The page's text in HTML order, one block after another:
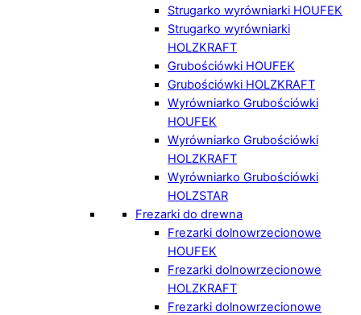
Strugarko wyrówniarki HOUFEK
Strugarko wyrówniarki
HOLZKRAFT
Grubościówki HOUFEK
Grubościówki HOLZKRAFT
Wyrówniarko Grubościówki
HOUFEK
Wyrówniarko Grubościówki
HOLZKRAFT
Wyrówniarko Grubościówki
HOLZSTAR
Frezarki do drewna
Frezarki dolnowrzecionowe
HOUFEK
Frezarki dolnowrzecionowe
HOLZKRAFT
Frezarki dolnowrzecionowe